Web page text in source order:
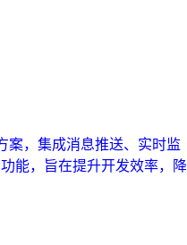
案，集成消息推送、实时监
能，旨在提升开发效率，降